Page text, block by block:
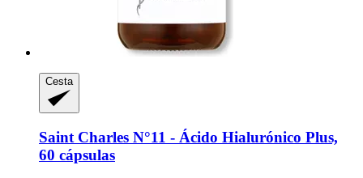
Cesta
Saint Charles N°11 -​ Ácido Hialurónico Plus,
60 cápsulas